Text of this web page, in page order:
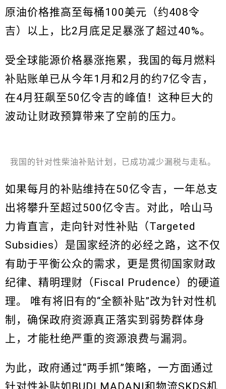
原油价格推高至每桶100美元（约408令
吉）以上，比2月底足足暴涨了超过40%。
受全球能源价格暴涨拖累，我国的每月燃料
补贴账单已从今年1月和2月的约7亿令吉，
在4月狂飙至50亿令吉的峰值！这种巨大的
波动让财政预算带来了空前的压力。
我国的针对性柴油补贴计划，已成功减少漏税与走私。
如果每月的补贴维持在50亿令吉，一年总支
出将攀升至超过500亿令吉。对此，哈山马
力肯直言，走向针对性补贴（Targeted
Subsidies）是国家经济的必经之路，这不仅
有助于平衡公众的需求，更是贯彻国家财政
纪律、精明理财（Fiscal Prudence）的硬道
理。 唯有将旧有的“全额补贴”改为针对性机
制，确保政府资源真正落实到弱势群体身
上，才能杜绝严重的资源浪费与漏洞。
为此，政府通过“两手抓”策略，一方面通过
针对性补贴如BUDI MADANI和物流SKDS机